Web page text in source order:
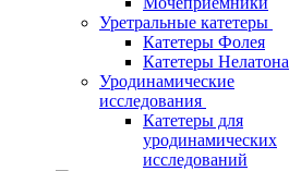
Уретральные катетеры
Катетеры Фолея
Катетеры Нелатона
Уродинамические
исследования
Катетеры для
уродинамических
исследований